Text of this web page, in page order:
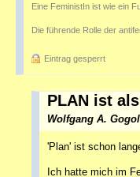
Eine FeministIn ist wie ein
Die führende Rolle der
Eintrag gesperrt
PLAN ist
Wolfgang A.
'Plan' ist schon
Ich hatte mich im